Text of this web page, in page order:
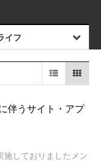
イフ
伴うサイト・アプ
しておりましたメン